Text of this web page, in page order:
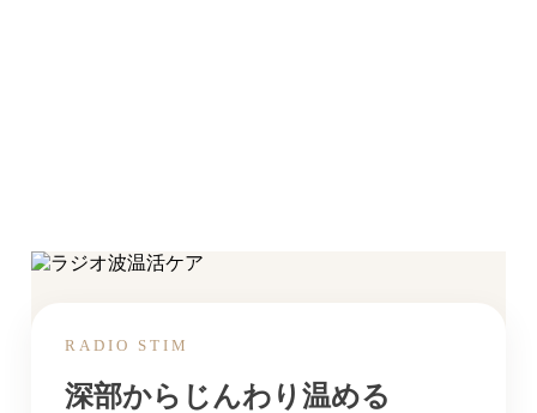
RADIO STIM
深部からじんわり温める